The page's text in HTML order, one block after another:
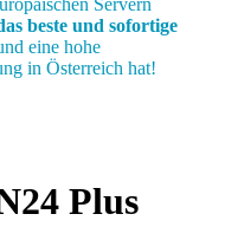
beste und sofortige
eine hohe
in Österreich hat!
Plus